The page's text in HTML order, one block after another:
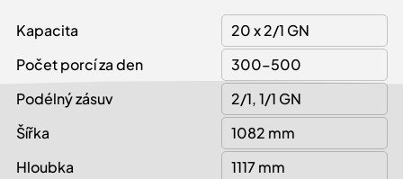
Kapacita
20 x 2/1 GN
Počet porcí za den
300–500
Podélný zásuv
2/1, 1/1 GN
Šířka
1082 mm
Hloubka
1117 mm